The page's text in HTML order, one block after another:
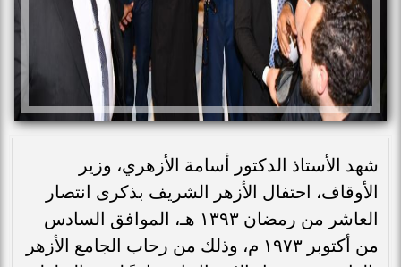
شهد الأستاذ الدكتور أسامة الأزهري، وزير
الأوقاف، احتفال الأزهر الشريف بذكرى انتصار
العاشر من رمضان ١٣٩٣ هـ، الموافق السادس
من أكتوبر ١٩٧٣ م، وذلك من رحاب الجامع الأزهر